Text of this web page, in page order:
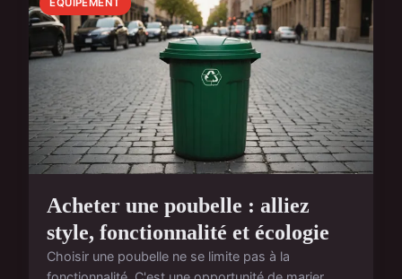
ÉQUIPEMENT
Acheter une poubelle : alliez
style, fonctionnalité et écologie
Choisir une poubelle ne se limite pas à la